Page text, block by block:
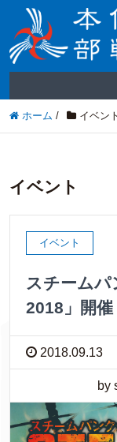
ホーム / イベント
イベント
イベント
スチームパ
2018」開催
2018.09.13
by